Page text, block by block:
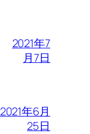
2021年7
月7日
2021年6月
25日